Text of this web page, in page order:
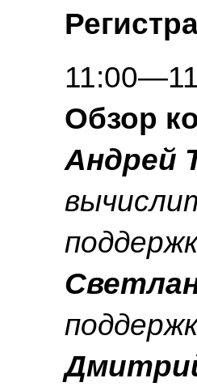
Обзор
Андрей